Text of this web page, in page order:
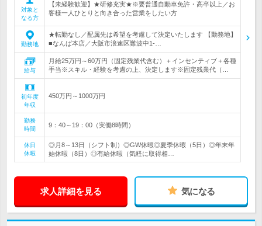
対象と
なる方
【未経験歓迎】★研修充実★※要普通自動車免許・高卒以上／お
客様一人ひとりと向き合った営業をしたい方
勤務地
★転勤なし／配属先は希望を考慮して決定いたします 【勤務地】
■なんば本店／大阪市浪速区難波中1-…
給与
月給25万円～60万円（固定残業代含む）＋インセンティブ＋各種
手当※スキル・経験を考慮の上、決定します※固定残業代（…
初年度
年収
450万円～1000万円
勤務
時間
9：40～19：00（実働8時間）
休日
休暇
◎月8～13日（シフト制）◎GW休暇◎夏季休暇（5日）◎年末年
始休暇（8日）◎有給休暇（気軽に取得相…
求人詳細を見る 気になる